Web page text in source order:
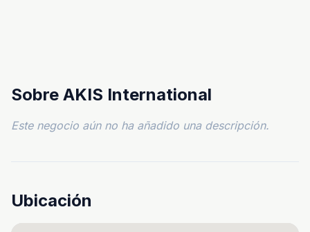
Sobre AKIS International
Este negocio aún no ha añadido una descripción.
Ubicación